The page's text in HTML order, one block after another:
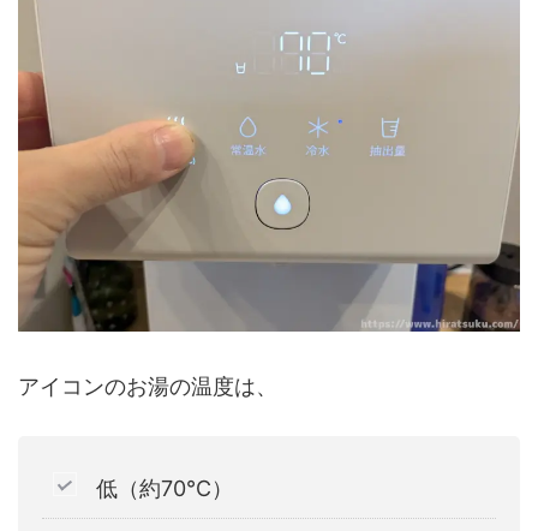
アイコンのお湯の温度は、
低（約70℃）